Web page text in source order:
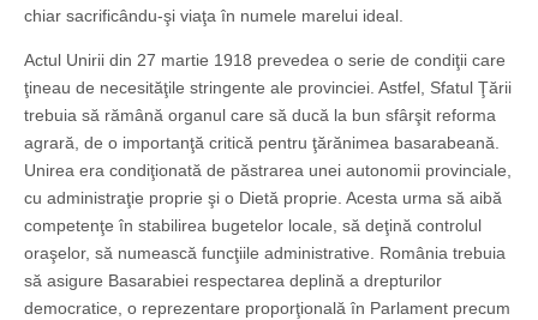
chiar sacrificându-şi viaţa în numele marelui ideal.
Actul Unirii din 27 martie 1918 prevedea o serie de condiţii care
ţineau de necesităţile stringente ale provinciei. Astfel, Sfatul Ţării
trebuia să rămână organul care să ducă la bun sfârşit reforma
agrară, de o importanţă critică pentru ţărănimea basarabeană.
Unirea era condiţionată de păstrarea unei autonomii provinciale,
cu administraţie proprie şi o Dietă proprie. Acesta urma să aibă
competenţe în stabilirea bugetelor locale, să deţină controlul
oraşelor, să numească funcţiile administrative. România trebuia
să asigure Basarabiei respectarea deplină a drepturilor
democratice, o reprezentare proporţională în Parlament precum